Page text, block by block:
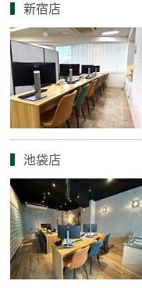
新宿店
池袋店